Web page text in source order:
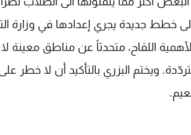
خطط جديدة يجري إعدادها في وزارة
اللقاح، متحدثاً عن مناطق معينة لا
ويختم البزري بالتأكيد أن لا خطر